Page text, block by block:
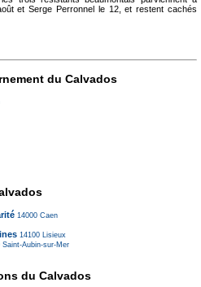
et Serge Perronnel le 12, et restent cachés
du Calvados
14000 Caen
14100 Lisieux
Saint-Aubin-sur-Mer
du Calvados